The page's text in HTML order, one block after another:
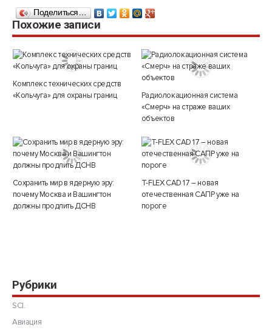
Поделиться…
Похожие записи
Комплекс технических средств
«Кольчуга» для охраны границ
Радиолокационная система
«Смерч» на страже ваших
объектов
Сохранить мир в ядерную эру:
почему Москва и Вашингтон
должны продлить ДСНВ
T-FLEX CAD 17 – новая
отечественная САПР уже на
пороге
Рубрики
SCI.
Авиация